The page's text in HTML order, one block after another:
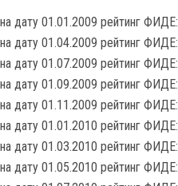
на дату 01.01.2009 рейтинг ФИДЕ:
на дату 01.04.2009 рейтинг ФИДЕ:
на дату 01.07.2009 рейтинг ФИДЕ:
на дату 01.09.2009 рейтинг ФИДЕ:
на дату 01.11.2009 рейтинг ФИДЕ:
на дату 01.01.2010 рейтинг ФИДЕ:
на дату 01.03.2010 рейтинг ФИДЕ:
на дату 01.05.2010 рейтинг ФИДЕ: